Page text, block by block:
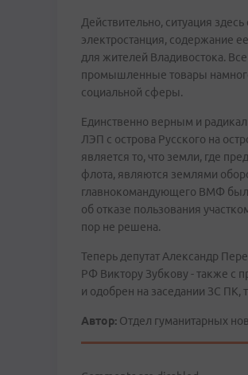
Действительно, ситуация
электростанция, содержание
для жителей Владивостока.
промышленные товары
социальной сферы.
Единственно верным и
ЛЭП с острова Русского на
является то, что земли, где
флота, являются землями
главнокомандующего ВМФ
об отказе пользования
пор не решена.
Теперь депутат Александр
РФ Виктору Зубкову - также с
и одобрен на заседании ЗС ПК,
Автор: Отдел гуманитарных